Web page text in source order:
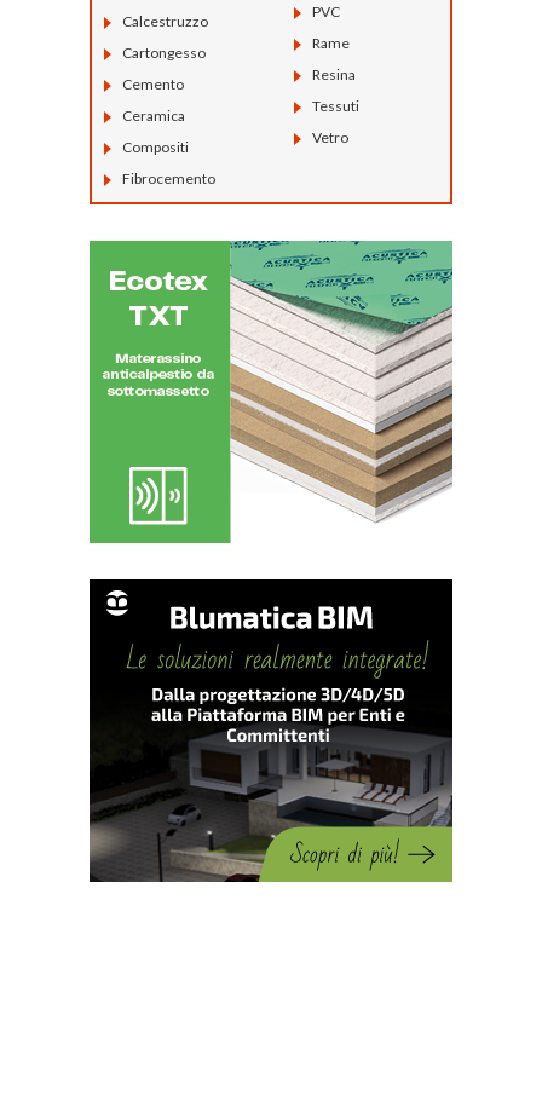
Calcestruzzo
Cartongesso
Cemento
Ceramica
Compositi
Fibrocemento
PVC
Rame
Resina
Tessuti
Vetro